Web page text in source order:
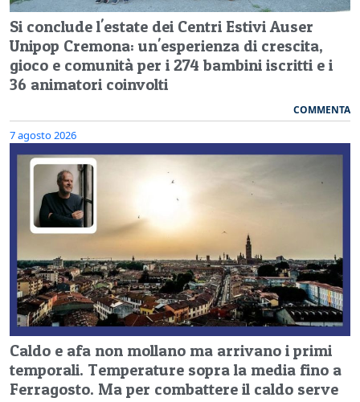
Si conclude l'estate dei Centri Estivi Auser
Unipop Cremona: un'esperienza di crescita,
gioco e comunità per i 274 bambini iscritti e i
36 animatori coinvolti
COMMENTA
7 agosto 2026
Caldo e afa non mollano ma arrivano i primi
temporali. Temperature sopra la media fino a
Ferragosto. Ma per combattere il caldo serve